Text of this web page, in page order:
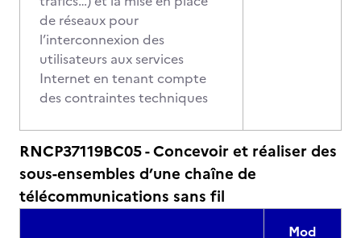
de réseaux pour
l’interconnexion des
utilisateurs aux services
Internet en tenant compte
des contraintes techniques
RNCP37119BC05 - Concevoir et réaliser des
sous-ensembles d’une chaîne de
télécommunications sans fil
Mod